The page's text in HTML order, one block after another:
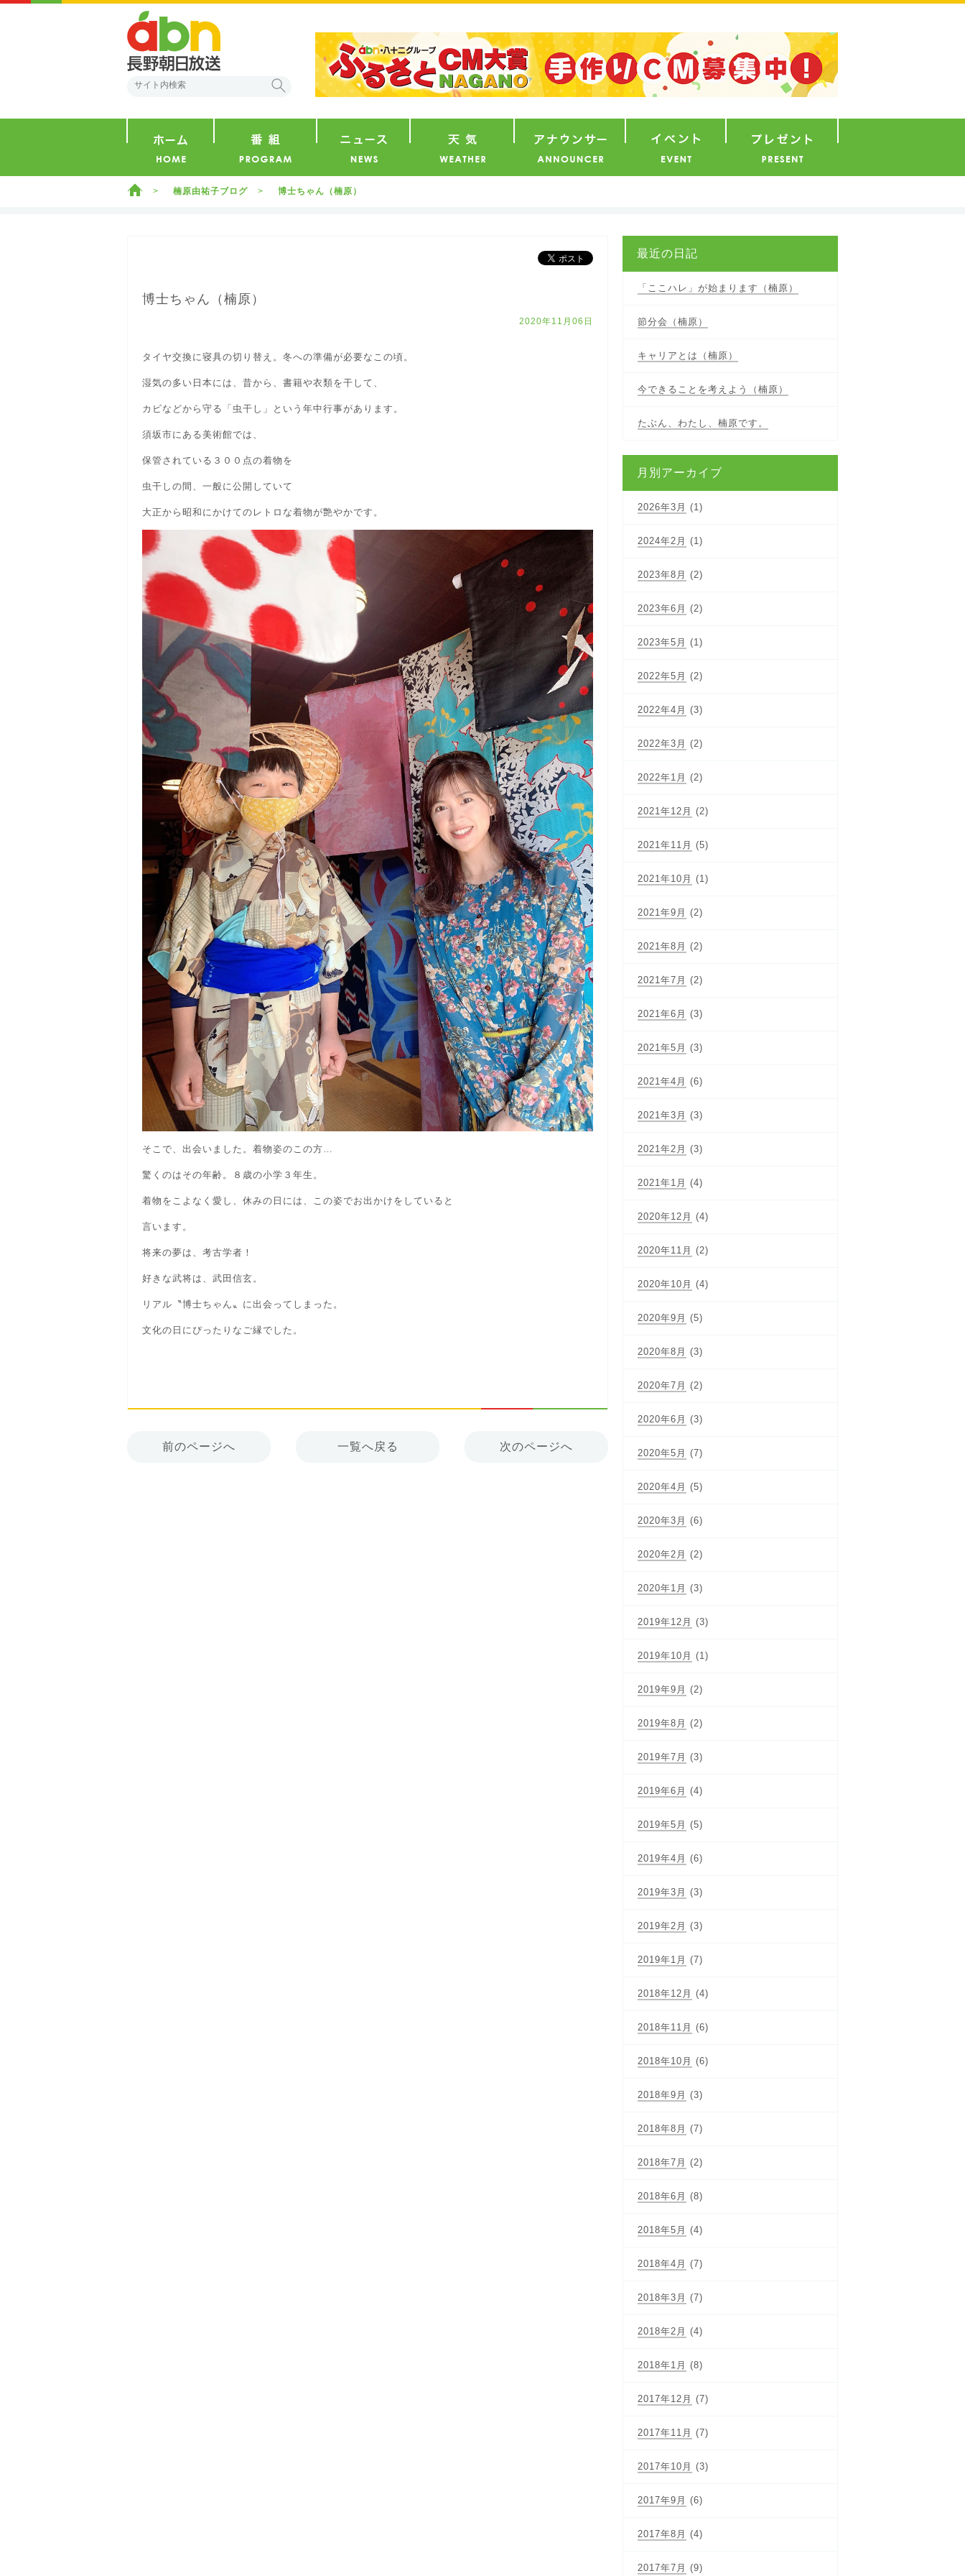
ホーム 楠原由祐子ブログ 博士ちゃん（楠原）
博士ちゃん（楠原）
2020年11月06日
タイヤ交換に寝具の切り替え。冬への準備が必要なこの頃。
湿気の多い日本には、昔から、書籍や衣類を干して、
カビなどから守る「虫干し」という年中行事があります。
須坂市にある美術館では、
保管されている３００点の着物を
虫干しの間、一般に公開していて
大正から昭和にかけてのレトロな着物が艶やかです。
そこで、出会いました。着物姿のこの方…
驚くのはその年齢。８歳の小学３年生。
着物をこよなく愛し、休みの日には、この姿でお出かけをしていると
言います。
将来の夢は、考古学者！
好きな武将は、武田信玄。
リアル〝博士ちゃん〟に出会ってしまった。
文化の日にぴったりなご縁でした。
前のページへ 一覧へ戻る 次のページへ
最近の日記
「ここハレ」が始まります（楠原）
節分会（楠原）
キャリアとは（楠原）
今できることを考えよう（楠原）
たぶん、わたし、楠原です。
月別アーカイブ
2026年3月 (1)
2024年2月 (1)
2023年8月 (2)
2023年6月 (2)
2023年5月 (1)
2022年5月 (2)
2022年4月 (3)
2022年3月 (2)
2022年1月 (2)
2021年12月 (2)
2021年11月 (5)
2021年10月 (1)
2021年9月 (2)
2021年8月 (2)
2021年7月 (2)
2021年6月 (3)
2021年5月 (3)
2021年4月 (6)
2021年3月 (3)
2021年2月 (3)
2021年1月 (4)
2020年12月 (4)
2020年11月 (2)
2020年10月 (4)
2020年9月 (5)
2020年8月 (3)
2020年7月 (2)
2020年6月 (3)
2020年5月 (7)
2020年4月 (5)
2020年3月 (6)
2020年2月 (2)
2020年1月 (3)
2019年12月 (3)
2019年10月 (1)
2019年9月 (2)
2019年8月 (2)
2019年7月 (3)
2019年6月 (4)
2019年5月 (5)
2019年4月 (6)
2019年3月 (3)
2019年2月 (3)
2019年1月 (7)
2018年12月 (4)
2018年11月 (6)
2018年10月 (6)
2018年9月 (3)
2018年8月 (7)
2018年7月 (2)
2018年6月 (8)
2018年5月 (4)
2018年4月 (7)
2018年3月 (7)
2018年2月 (4)
2018年1月 (8)
2017年12月 (7)
2017年11月 (7)
2017年10月 (3)
2017年9月 (6)
2017年8月 (4)
2017年7月 (9)